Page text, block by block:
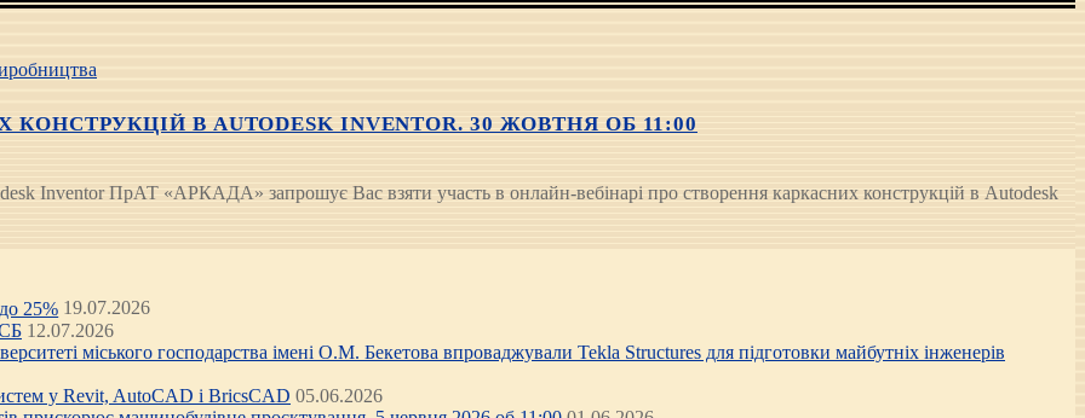
В AUTODESK INVENTOR. 30 ЖОВТНЯ ОБ 11:00
Inventor ПрАТ «АРКАДА» запрошує Вас взяти участь в онлайн-вебінарі про створення каркасних конструкцій в Autodesk
25% 19.07.2026
12.07.2026
міського господарства імені О.М. Бекетова впроваджували Tekla Structures для підготовки майбутніх інженерів
у Revit, AutoCAD і BricsCAD 05.06.2026